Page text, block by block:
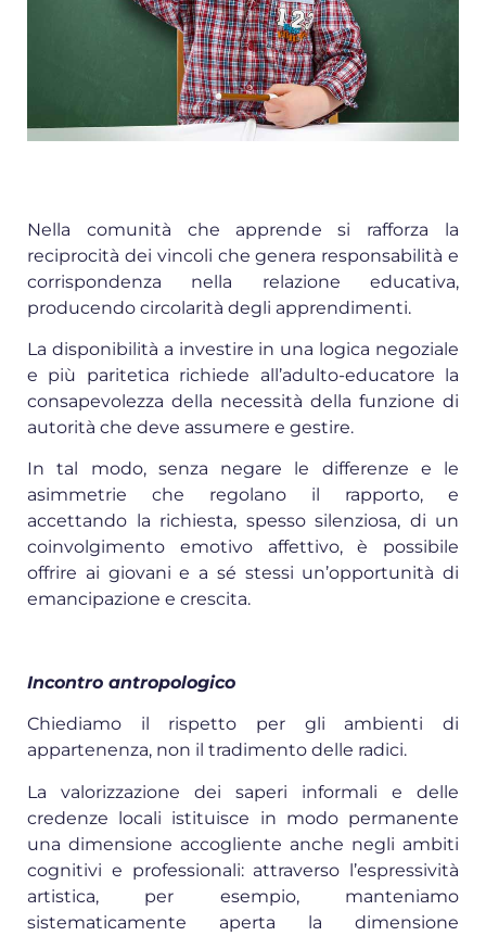
Nella comunità che apprende si rafforza la
reciprocità dei vincoli che genera responsabilità e
corrispondenza nella relazione educativa,
producendo circolarità degli apprendimenti.
La disponibilità a investire in una logica negoziale
e più paritetica richiede all’adulto-educatore la
consapevolezza della necessità della funzione di
autorità che deve assumere e gestire.
In tal modo, senza negare le differenze e le
asimmetrie che regolano il rapporto, e
accettando la richiesta, spesso silenziosa, di un
coinvolgimento emotivo affettivo, è possibile
offrire ai giovani e a sé stessi un’opportunità di
emancipazione e crescita.
Incontro antropologico
Chiediamo il rispetto per gli ambienti di
appartenenza, non il tradimento delle radici.
La valorizzazione dei saperi informali e delle
credenze locali istituisce in modo permanente
una dimensione accogliente anche negli ambiti
cognitivi e professionali: attraverso l’espressività
artistica, per esempio, manteniamo
sistematicamente aperta la dimensione